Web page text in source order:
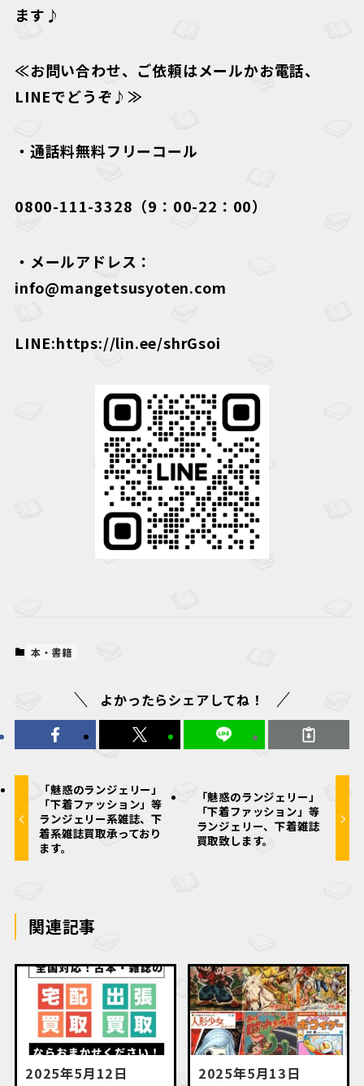
ます♪
≪お問い合わせ、ご依頼はメールかお電話、
LINEでどうぞ♪≫
・通話料無料フリーコール
0800-111-3328（9：00-22：00）
・メールアドレス：
info@mangetsusyoten.com
LINE:https://lin.ee/shrGsoi
本・書籍
よかったらシェアしてね！
「魅惑のランジェリー」
「下着ファッション」等
ランジェリー系雑誌、下
着系雑誌買取承っており
ます。
「魅惑のランジェリー」
「下着ファッション」等
ランジェリー、下着雑誌
買取致します。
関連記事
2025年5月12日 2025年5月13日